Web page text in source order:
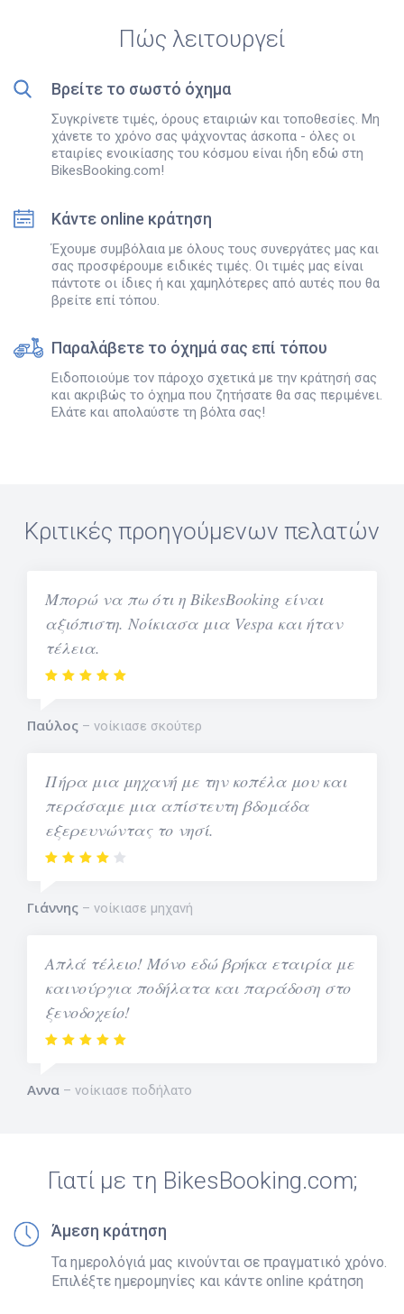
Πώς λειτουργεί
Βρείτε το σωστό όχημα
Συγκρίνετε τιμές, όρους εταιριών και τοποθεσίες. Μη
χάνετε το χρόνο σας ψάχνοντας άσκοπα - όλες οι
εταιρίες ενοικίασης του κόσμου είναι ήδη εδώ στη
BikesBooking.com!
Κάντε online κράτηση
Έχουμε συμβόλαια με όλους τους συνεργάτες μας και
σας προσφέρουμε ειδικές τιμές. Οι τιμές μας είναι
πάντοτε οι ίδιες ή και χαμηλότερες από αυτές που θα
βρείτε επί τόπου.
Παραλάβετε το όχημά σας επί τόπου
Ειδοποιούμε τον πάροχο σχετικά με την κράτησή σας
και ακριβώς το όχημα που ζητήσατε θα σας περιμένει.
Ελάτε και απολαύστε τη βόλτα σας!
Κριτικές προηγούμενων πελατών
Μπορώ να πω ότι η BikesBooking είναι
αξιόπιστη. Νοίκιασα μια Vespa και ήταν
τέλεια.
Παύλος νοίκιασε σκούτερ
Πήρα μια μηχανή με την κοπέλα μου και
περάσαμε μια απίστευτη βδομάδα
εξερευνώντας το νησί.
Γιάννης νοίκιασε μηχανή
Απλά τέλειο! Μόνο εδώ βρήκα εταιρία με
καινούργια ποδήλατα και παράδοση στο
ξενοδοχείο!
Αννα νοίκιασε ποδήλατο
Γιατί με τη BikesBooking.com;
Άμεση κράτηση
Τα ημερολόγιά μας κινούνται σε πραγματικό χρόνο.
Επιλέξτε ημερομηνίες και κάντε online κράτηση